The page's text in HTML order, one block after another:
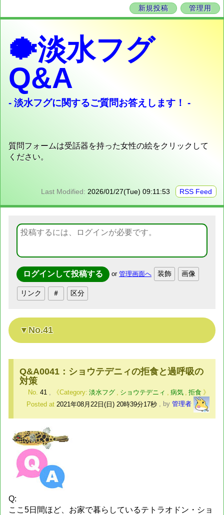
新規投稿 管理用
🐡淡水フグ
Q&A
- 淡水フグに関するご質問お答えします！ -
質問フォームは受話器を持った女性の絵をクリックして
ください。
Last Modified:2026/01/27(Tue) 09:11:53 RSS Feed
or 管理画面へ
No.41
Q&A0041：ショウテデニィの拒食と過呼吸の
対策
No. 41 , 淡水フグ , ショウテデニィ , 病気 , 拒食
Posted at 2021年08月22日(日) 20時39分17秒 , by 管理者
Q:
ここ5日間ほど、お家で暮らしているテトラオドン・ショ